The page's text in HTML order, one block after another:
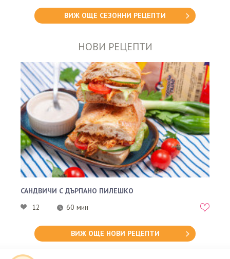
ВИЖ ОЩЕ СЕЗОННИ РЕЦЕПТИ
НОВИ РЕЦЕПТИ
САНДВИЧИ С ДЪРПАНО ПИЛЕШКО
12
60 мин
ВИЖ ОЩЕ НОВИ РЕЦЕПТИ